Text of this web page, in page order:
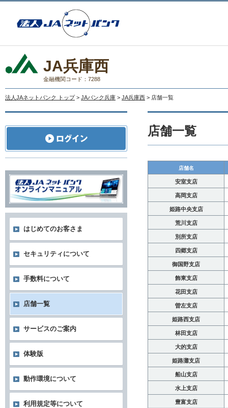
JA兵庫西
金融機関コード：7288
法人JAネットバンク トップ > JAバンク兵庫 > JA兵庫西 > 店舗一覧
店舗一覧
店舗名
安室支店
高岡支店
姫路中央支店
荒川支店
別所支店
四郷支店
御国野支店
飾東支店
花田支店
曽左支店
姫路西支店
林田支店
大的支店
姫路灘支店
船山支店
水上支店
豊富支店
はじめてのお客さま
セキュリティについて
手数料について
店舗一覧
サービスのご案内
体験版
動作環境について
利用規定等について